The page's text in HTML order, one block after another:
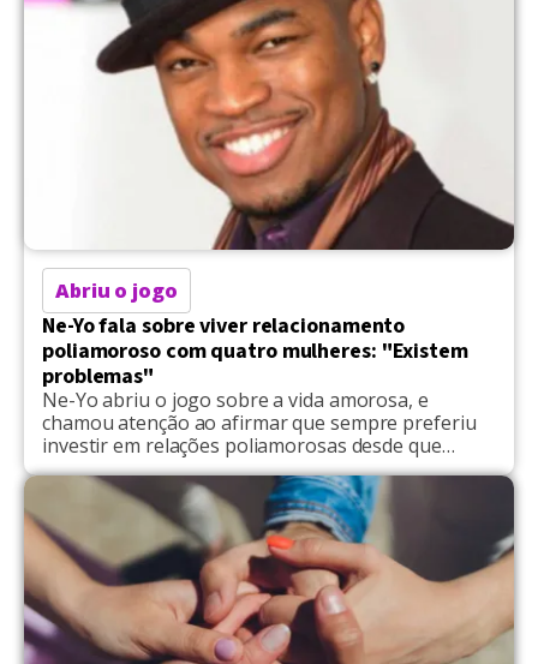
Abriu o jogo
Ne-Yo fala sobre viver relacionamento
poliamoroso com quatro mulheres: "Existem
problemas"
Ne-Yo abriu o jogo sobre a vida amorosa, e
chamou atenção ao afirmar que sempre preferiu
investir em relações poliamorosas desde que
superou um processo de divórcio complicado.
Durante uma live feita pelo influenciador digital
Kait Cenat, na última quarta-feira (10), o cantor
detalhou, ainda, os acordos feitos com suas quatro
parceiras e garantiu estar […]